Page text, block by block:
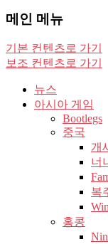
메인 메뉴
기본 컨텐츠로 가기
보조 컨텐츠로 가기
뉴스
아시아 게임
Bootlegs
중국
개
너
복
홍콩